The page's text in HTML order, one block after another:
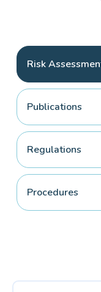
Risk
Publications
Regulations
Procedures